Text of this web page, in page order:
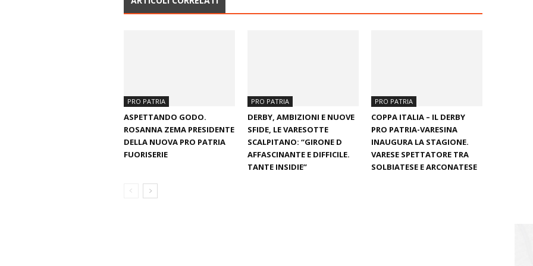
PRO PATRIA
ASPETTANDO GODO.
ROSANNA ZEMA PRESIDENTE
DELLA NUOVA PRO PATRIA
FUORISERIE
PRO PATRIA
DERBY, AMBIZIONI E NUOVE
SFIDE, LE VARESOTTE
SCALPITANO: “GIRONE D
AFFASCINANTE E DIFFICILE.
TANTE INSIDIE”
PRO PATRIA
COPPA ITALIA – IL DERBY
PRO PATRIA-VARESINA
INAUGURA LA STAGIONE.
VARESE SPETTATORE TRA
SOLBIATESE E ARCONATESE